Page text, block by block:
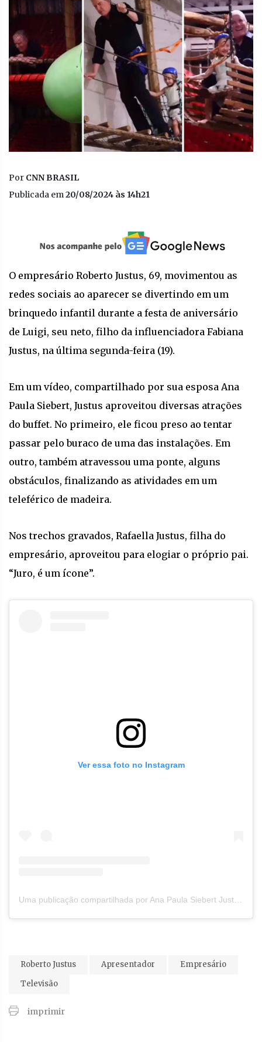
Por CNN BRASIL
Publicada em20/08/2024 às 14h21
O empresário Roberto Justus, 69, movimentou as
redes sociais ao aparecer se divertindo em um
brinquedo infantil durante a festa de aniversário
de Luigi, seu neto, filho da influenciadora Fabiana
Justus, na última segunda-feira (19).
Em um vídeo, compartilhado por sua esposa Ana
Paula Siebert, Justus aproveitou diversas atrações
do buffet. No primeiro, ele ficou preso ao tentar
passar pelo buraco de uma das instalações. Em
outro, também atravessou uma ponte, alguns
obstáculos, finalizando as atividades em um
teleférico de madeira.
Nos trechos gravados, Rafaella Justus, filha do
empresário, aproveitou para elogiar o próprio pai.
“Juro, é um ícone”.
Ver essa foto no Instagram
Roberto Justus Apresentador
Empresário
Televisão
imprimir